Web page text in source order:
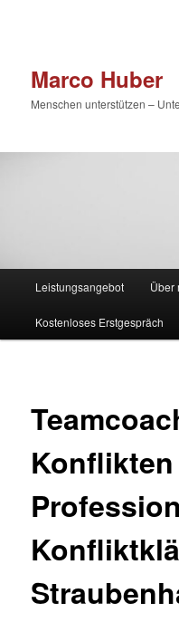
Marco Huber
Menschen unterstützen –
Leistungsangebot Über
Kostenloses Erstgespräch
Konflikten